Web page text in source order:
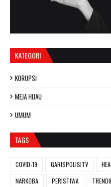
KATEGORI
KORUPSI
MEJA HIJAU
UMUM
TAGS
COVID-19 GARISPOLISITV
NARKOBA
PERISTIWA